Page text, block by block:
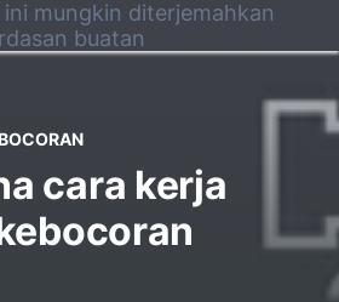
mungkin diterjemahkan
buatan
cara kerja